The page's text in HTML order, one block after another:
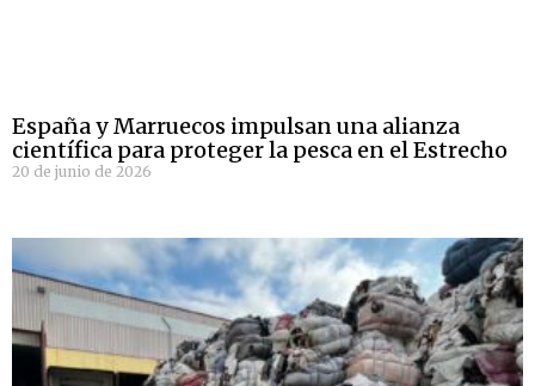
España y Marruecos impulsan una alianza
científica para proteger la pesca en el Estrecho
20 de junio de 2026